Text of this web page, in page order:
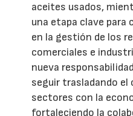
aceites usados,
una etapa clave para
en la gestión de los
comerciales e
nueva
seguir trasladando el
sectores con la
fortaleciendo la